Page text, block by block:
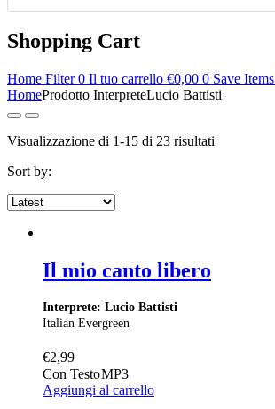
Shopping Cart
Home Filter 0 Il tuo carrello €0,00 0 Save Items
HomeProdotto InterpreteLucio Battisti
Visualizzazione di 1-15 di 23 risultati
Sort by:
Il mio canto libero
Interprete: Lucio Battisti
Italian Evergreen
€2,99
Con TestoMP3
Aggiungi al carrello